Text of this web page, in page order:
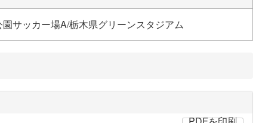
サッカー場A/栃木県グリーンスタジアム